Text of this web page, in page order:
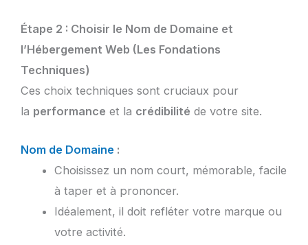
Étape 2 : Choisir le Nom de Domaine et
l’Hébergement Web (Les Fondations
Techniques)
Ces choix techniques sont cruciaux pour
la performance et la crédibilité de votre site.
Nom de Domaine :
Choisissez un nom court, mémorable, facile
à taper et à prononcer.
Idéalement, il doit refléter votre marque ou
votre activité.